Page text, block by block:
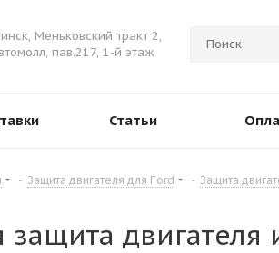
Меньковский тракт 2,
пав.217, 1-й этаж
Статьи
- Защита двигателя для Ford - Защита
защита